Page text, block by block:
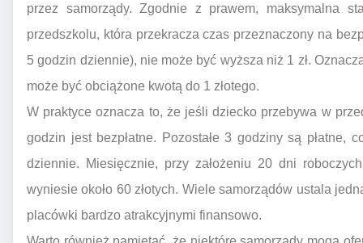
przez samorządy. Zgodnie z prawem, maksymalna
przedszkolu, która przekracza czas przeznaczony na
5 godzin dziennie), nie może być wyższa niż 1 zł.
może być obciążone kwotą do 1 złotego.
W praktyce oznacza to, że jeśli dziecko przebywa w
godzin jest bezpłatne. Pozostałe 3 godziny są płatne,
dziennie. Miesięcznie, przy założeniu 20 dni
wyniesie około 60 złotych. Wiele samorządów ustala
placówki bardzo atrakcyjnymi finansowo.